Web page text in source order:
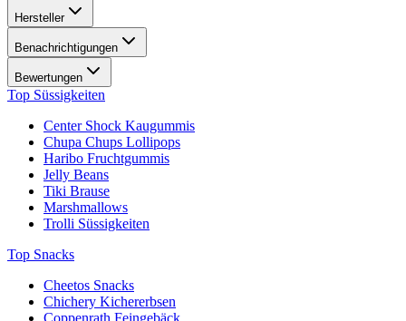
Hersteller
Benachrichtigungen
Bewertungen
Top Süssigkeiten
Center Shock Kaugummis
Chupa Chups Lollipops
Haribo Fruchtgummis
Jelly Beans
Tiki Brause
Marshmallows
Trolli Süssigkeiten
Top Snacks
Cheetos Snacks
Chichery Kichererbsen